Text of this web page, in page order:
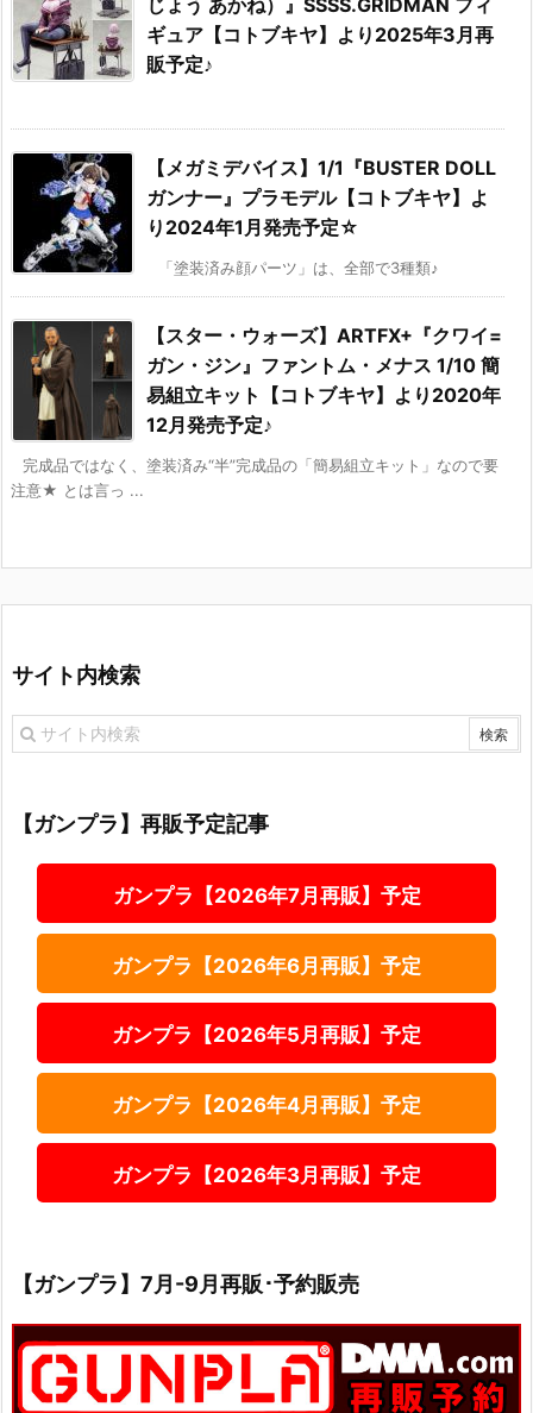
ギュア【コトブキヤ】より2025年3月再
販予定♪
【メガミデバイス】1/1『BUSTER DOLL
ガンナー』プラモデル【コトブキヤ】よ
り2024年1月発売予定☆
「塗装済み顔パーツ」は、全部で3種類♪
【スター・ウォーズ】ARTFX+『クワイ=
ガン・ジン』ファントム・メナス 1/10 簡
易組立キット【コトブキヤ】より2020年
12月発売予定♪
完成品ではなく、塗装済み“半”完成品の「簡易組立キット」なので要
注意★ とは言っ ...
サイト内検索
【ガンプラ】再販予定記事
ガンプラ【2026年7月再販】予定
ガンプラ【2026年6月再販】予定
ガンプラ【2026年5月再販】予定
ガンプラ【2026年4月再販】予定
ガンプラ【2026年3月再販】予定
【ガンプラ】7月-9月再販･予約販売